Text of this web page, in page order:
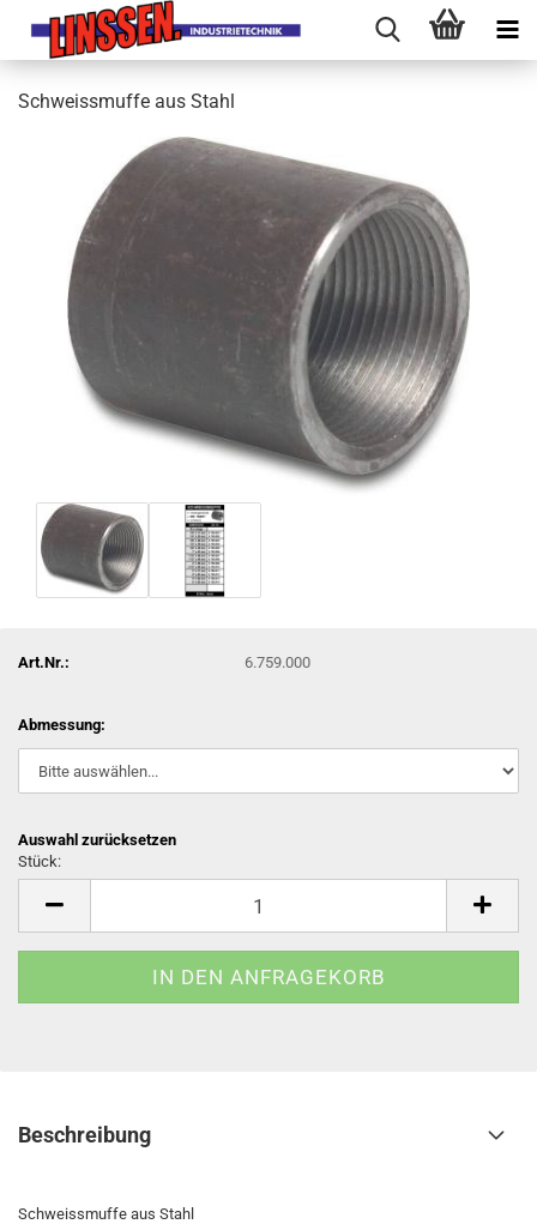
Schweissmuffe aus Stahl
Art.Nr.: 6.759.000
Abmessung:
Auswahl zurücksetzen
Stück:
Beschreibung
Schweissmuffe aus Stahl